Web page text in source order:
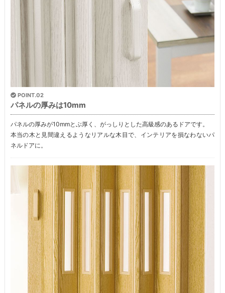
POINT.02
パネルの厚みは10mm
パネルの厚みが10mmとぶ厚く、がっしりとした高級感のあるドアです。
本当の木と見間違えるようなリアルな木目で、インテリアを損なわないパ
ネルドアに。